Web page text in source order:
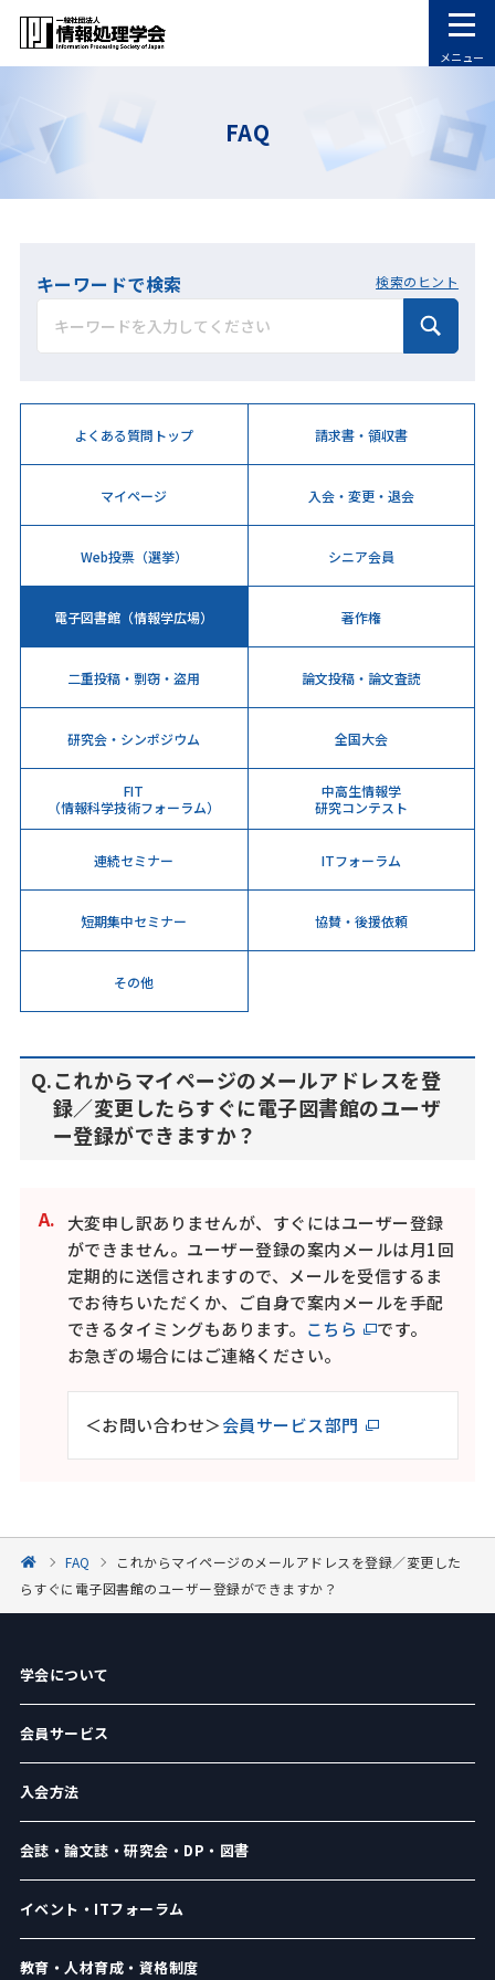
メニュー
FAQ
キーワードで検索 検索のヒント
よくある質問トップ 請求書・領収書
マイページ 入会・変更・退会
Web投票（選挙） シニア会員
電子図書館（情報学広場） 著作権
二重投稿・剽窃・盗用 論文投稿・論文査読
研究会・シンポジウム 全国大会
FIT
（情報科学技術フォーラム）
中高生情報学
研究コンテスト
連続セミナー ITフォーラム
短期集中セミナー 協賛・後援依頼
その他
これからマイページのメールアドレスを登
録／変更したらすぐに電子図書館のユーザ
ー登録ができますか？
大変申し訳ありませんが、すぐにはユーザー登録
ができません。ユーザー登録の案内メールは月1回
定期的に送信されますので、メールを受信するま
でお待ちいただくか、ご自身で案内メールを手配
できるタイミングもあります。 こちら
です。
お急ぎの場合にはご連絡ください。
＜お問い合わせ＞会員サービス部門
FAQ
これからマイページのメールアドレスを登録／変更した
らすぐに電子図書館のユーザー登録ができますか？
学会について
会員サービス
入会方法
会誌・論文誌・研究会・DP・図書
イベント・ITフォーラム
教育・人材育成・資格制度